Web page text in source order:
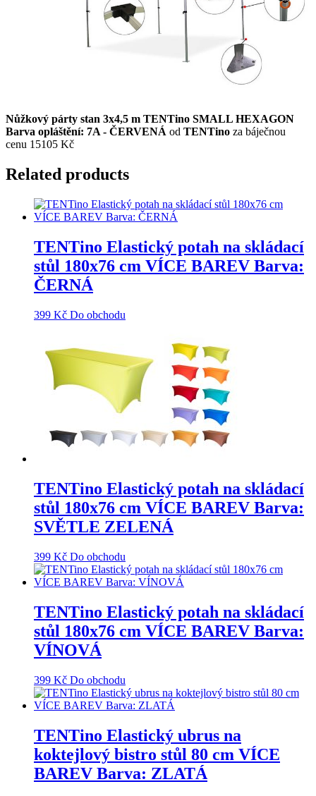
Nůžkový párty stan 3x4,5 m TENTino SMALL HEXAGON
Barva opláštění: 7A - ČERVENÁ od TENTino za báječnou
cenu 15105 Kč
Related products
TENTino Elastický potah na skládací
stůl 180x76 cm VÍCE BAREV Barva:
ČERNÁ
399 Kč Do obchodu
TENTino Elastický potah na skládací
stůl 180x76 cm VÍCE BAREV Barva:
SVĚTLE ZELENÁ
399 Kč Do obchodu
TENTino Elastický potah na skládací
stůl 180x76 cm VÍCE BAREV Barva:
VÍNOVÁ
399 Kč Do obchodu
TENTino Elastický ubrus na
koktejlový bistro stůl 80 cm VÍCE
BAREV Barva: ZLATÁ